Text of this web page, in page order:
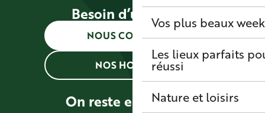
Vos plus beaux
Les lieux parfaits
réussi
Nature et loisirs
Besoin d’une info ?
NOUS CONTACTER
NOS HORAIRES
On reste en contact !